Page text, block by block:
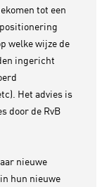
tot een
welke wijze de
ingericht
Het advies is
door de RvB
nieuwe
hun nieuwe